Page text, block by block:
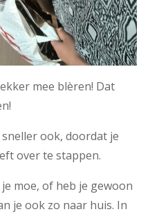
mee blèren! Dat
ook, doordat je
over te stappen.
moe, of heb je gewoon
je ook zo naar huis. In